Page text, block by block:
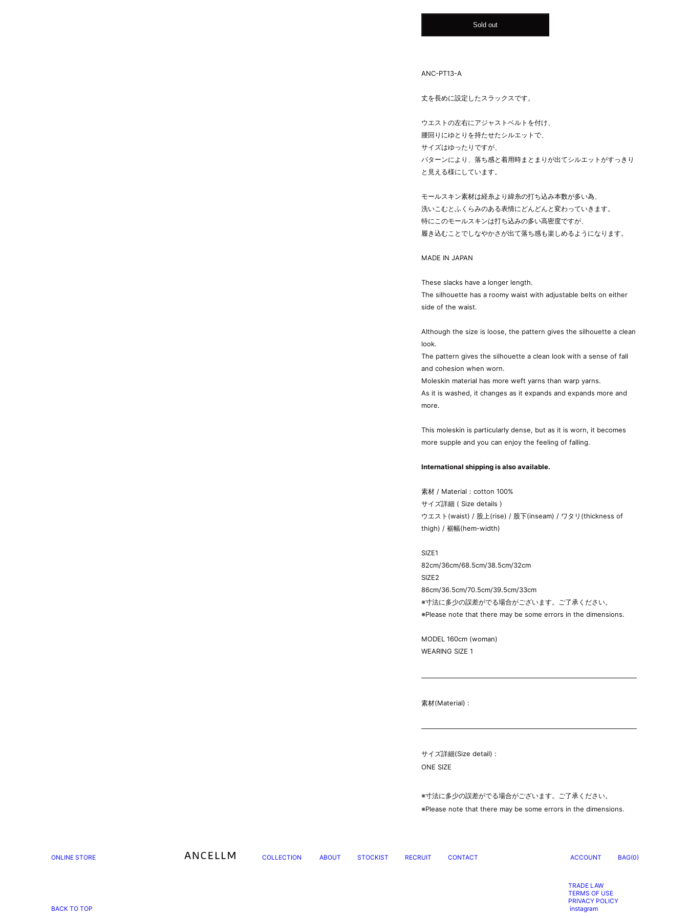
Sold out
ANC-PT13-A
丈を長めに設定したスラックスです。
ウエストの左右にアジャストベルトを付け、
腰回りにゆとりを持たせたシルエットで、
サイズはゆったりですが、
パターンにより、落ち感と着用時まとまりが出てシルエットがすっきり
と見える様にしています。
モールスキン素材は経糸より緯糸の打ち込み本数が多い為、
洗いこむとふくらみのある表情にどんどんと変わっていきます。
特にこのモールスキンは打ち込みの多い高密度ですが、
履き込むことでしなやかさが出て落ち感も楽しめるようになります。
MADE IN JAPAN
These slacks have a longer length.
The silhouette has a roomy waist with adjustable belts on either
side of the waist.
Although the size is loose, the pattern gives the silhouette a clean
look.
The pattern gives the silhouette a clean look with a sense of fall
and cohesion when worn.
Moleskin material has more weft yarns than warp yarns.
As it is washed, it changes as it expands and expands more and
more.
This moleskin is particularly dense, but as it is worn, it becomes
more supple and you can enjoy the feeling of falling.
International shipping is also available.
素材 / Material ： cotton 100%
サイズ詳細 ( Size details )
ウエスト (waist) / 股上(rise) / 股下(inseam) / ワタリ (thickness of
thigh) / 裾幅(hem-width)
SIZE1
82cm/36cm/68.5cm/38.5cm/32cm
SIZE2
86cm/36.5cm/70.5cm/39.5cm/33cm
※寸法に多少の誤差がでる場合がございます。ご了承ください。
※Please note that there may be some errors in the dimensions.
MODEL 160cm (woman)
WEARING SIZE 1
素材(Material) :
サイズ詳細(Size detail) :
ONE SIZE
※寸法に多少の誤差がでる場合がございます。ご了承ください。
※Please note that there may be some errors in the dimensions.
ONLINE STORE COLLECTION ABOUT STOCKIST RECRUIT CONTACT ACCOUNT BAG(0)
TRADE LAW
TERMS OF USE
PRIVACY POLICY
BACK TO TOP
instagram